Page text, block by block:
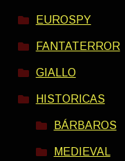
EUROSPY
FANTATERROR
GIALLO
HISTORICAS
BÁRBAROS
MEDIEVAL